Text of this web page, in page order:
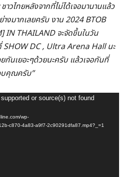
าวไทยหลังจากที่ไม่ได้เจอมานานแล้ว
งมากเลยครับ งาน 2024 BTOB
IN THAILAND จะจัดขึ้นในวัน
DC , Ultra Arena Hall นะ
นเยอะๆด้วยนะครับ แล้วเจอกันที่
คุณครับ”
or source(s) not found
wp-
c870-4a83-a9f7-2c90291dfa87.mp4?_=1